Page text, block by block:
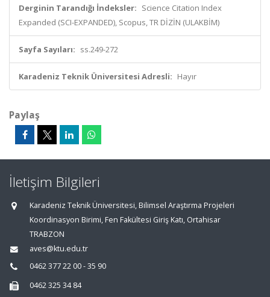
Derginin Tarandığı İndeksler: Science Citation Index
Expanded (SCI-EXPANDED), Scopus, TR DİZİN (ULAKBİM)
Sayfa Sayıları: ss.249-272
Karadeniz Teknik Üniversitesi Adresli: Hayır
Paylaş
İletişim Bilgileri
Karadeniz Teknik Üniversitesi, Bilimsel Araştırma Projeleri
Koordinasyon Birimi, Fen Fakültesi Giriş Katı, Ortahisar
TRABZON
aves@ktu.edu.tr
0462 377 22 00 - 35 90
0462 325 34 84